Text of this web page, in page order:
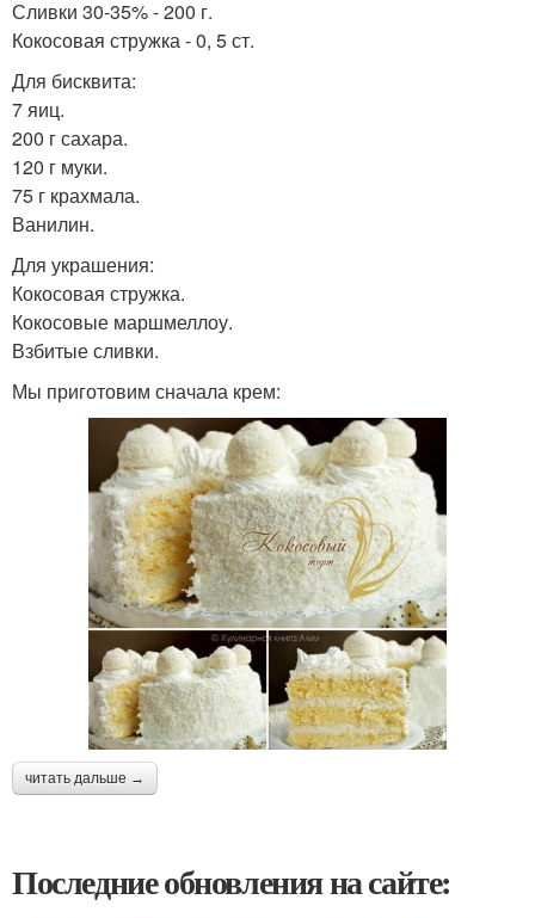
Сливки 30-35% - 200 г.
Кокосовая стружка - 0, 5 ст.
Для бисквита:
7 яиц.
200 г сахара.
120 г муки.
75 г крахмала.
Ванилин.
Для украшения:
Кокосовая стружка.
Кокосовые маршмеллоу.
Взбитые сливки.
Мы приготовим сначала крем:
читать дальше →
Последние обновления на сайте: